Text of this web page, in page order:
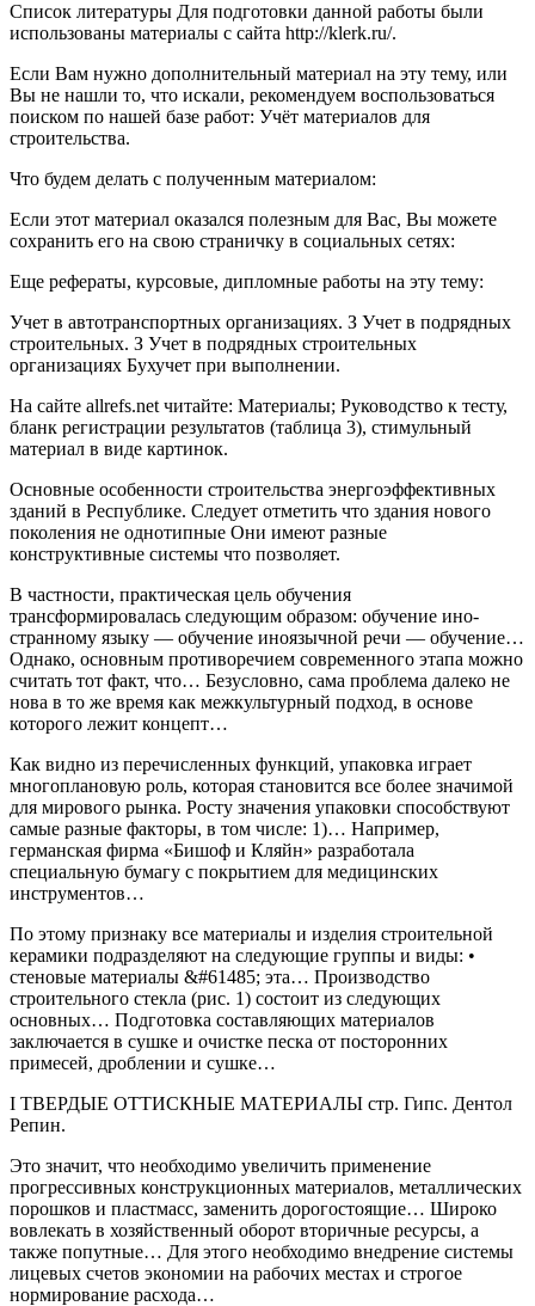
Список литературы Для подготовки данной работы были
использованы материалы с сайта http://klerk.ru/.
Если Вам нужно дополнительный материал на эту тему, или
Вы не нашли то, что искали, рекомендуем воспользоваться
поиском по нашей базе работ: Учёт материалов для
строительства.
Что будем делать с полученным материалом:
Если этот материал оказался полезным для Вас, Вы можете
сохранить его на свою страничку в социальных сетях:
Еще рефераты, курсовые, дипломные работы на эту тему:
Учет в автотранспортных организациях. З Учет в подрядных
строительных. З Учет в подрядных строительных
организациях Бухучет при выполнении.
На сайте allrefs.net читайте: Материалы; Руководство к тесту,
бланк регистрации результатов (таблица 3), стимульный
материал в виде картинок.
Основные особенности строительства энергоэффективных
зданий в Республике. Следует отметить что здания нового
поколения не однотипные Они имеют разные
конструктивные системы что позволяет.
В частности, практическая цель обучения
трансформировалась следующим образом: обучение ино-
странному языку — обучение иноязычной речи — обучение…
Однако, основным противоречием современного этапа можно
считать тот факт, что… Безусловно, сама проблема далеко не
нова в то же время как межкультурный подход, в основе
которого лежит концепт…
Как видно из перечисленных функций, упаковка играет
многоплановую роль, которая становится все более значимой
для мирового рынка. Росту значения упаковки способствуют
самые разные факторы, в том числе: 1)… Например,
германская фирма «Бишоф и Кляйн» разработала
специальную бумагу с покрытием для медицинских
инструментов…
По этому признаку все материалы и изделия строительной
керамики подразделяют на следующие группы и виды: •
стеновые материалы &#61485; эта… Производство
строительного стекла (рис. 1) состоит из следующих
основных… Подготовка составляющих материалов
заключается в сушке и очистке песка от посторонних
примесей, дроблении и сушке…
I ТВЕРДЫЕ ОТТИСКНЫЕ МАТЕРИАЛЫ стр. Гипс. Дентол
Репин.
Это значит, что необходимо увеличить применение
прогрессивных конструкционных материалов, металлических
порошков и пластмасс, заменить дорогостоящие… Широко
вовлекать в хозяйственный оборот вторичные ресурсы, а
также попутные… Для этого необходимо внедрение системы
лицевых счетов экономии на рабочих местах и строгое
нормирование расхода…